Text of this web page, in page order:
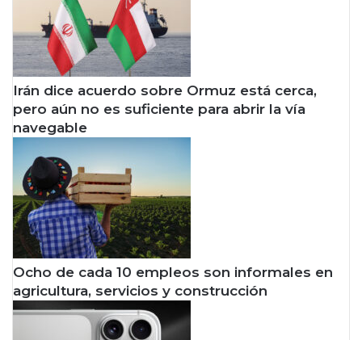
Irán dice acuerdo sobre Ormuz está cerca,
pero aún no es suficiente para abrir la vía
navegable
Ocho de cada 10 empleos son informales en
agricultura, servicios y construcción